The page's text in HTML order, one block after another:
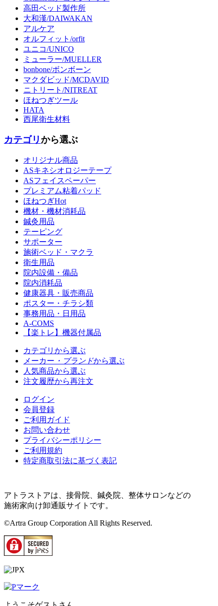
高田ベッド製作所
大和漢/DAIWAKAN
アルケア
オルフィット/orfit
ユニコ/UNICO
ミューラー/MUELLER
bonbone/ボンボーン
マクダビッド/MCDAVID
ニトリート/NITREAT
ほねつぎツール
HATA
西尾衛生材料
カテゴリから選ぶ
オリジナル商品
ASキネシオロジーテープ
ASフェイスペーパー
プレミアム粘着パッド
ほねつぎHot
機材・機材消耗品
鍼灸用品
テーピング
サポーター
施術ベッド・マクラ
衛生用品
院内設備・備品
院内消耗品
健康器具・販売商品
ポスター・チラシ類
事務用品・日用品
A-COMS
【楽トレ】機器付属品
カテゴリから選ぶ
メーカー ・ブランドから選ぶ
人気商品から選ぶ
注文履歴から再注文
ログイン
会員登録
ご利用ガイド
お問い合わせ
プライバシーポリシー
ご利用規約
特定商取引法に基づく表記
アトラストアは、接骨院、鍼灸院、整体サロンなどの
施術家向け卸通販サイトです。
©Artra Group Corporation All Rights Reserved.